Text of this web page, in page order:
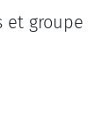
et groupe